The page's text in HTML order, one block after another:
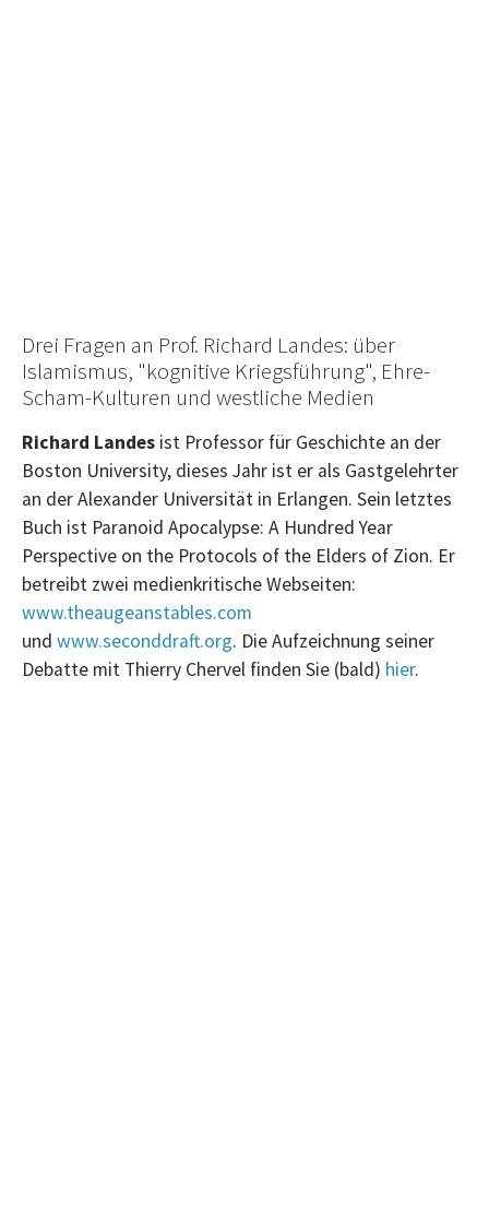
Drei Fragen an Prof. Richard Landes: über
Islamismus, "kognitive Kriegsführung", Ehre-
Scham-Kulturen und westliche Medien
Richard Landes ist Professor für Geschichte an der
Boston University, dieses Jahr ist er als Gastgelehrter
an der Alexander Universität in Erlangen. Sein letztes
Buch ist Paranoid Apocalypse: A Hundred Year
Perspective on the Protocols of the Elders of Zion. Er
betreibt zwei medienkritische Webseiten:
www.theaugeanstables.com
und www.seconddraft.org. Die Aufzeichnung seiner
Debatte mit Thierry Chervel finden Sie (bald) hier.